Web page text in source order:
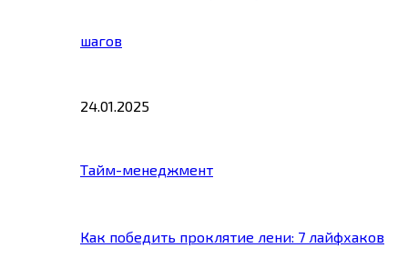
шагов
24.01.2025
Тайм-менеджмент
Как победить проклятие лени: 7 лайфхаков